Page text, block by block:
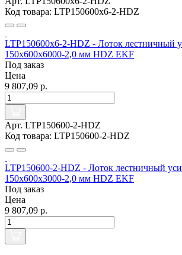
Код товара: LTP150600x6-2-HDZ
LTP150600x6-2-HDZ - Лоток лестничный
150х600х6000-2,0 мм HDZ EKF
Под заказ
Цена
9 807,09 р.
Арт. LTP150600-2-HDZ
Код товара: LTP150600-2-HDZ
LTP150600-2-HDZ - Лоток лестничный
150х600х3000-2,0 мм HDZ EKF
Под заказ
Цена
9 807,09 р.